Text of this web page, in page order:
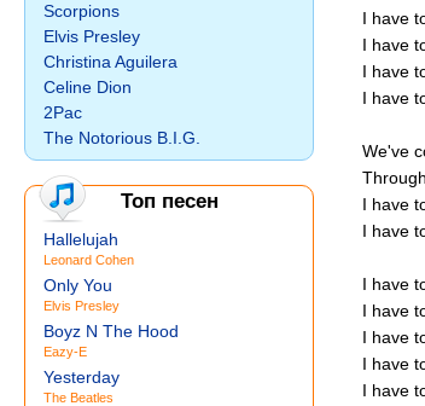
I have
I have
I have
I have
We've
I have
I have
I have
I have
I have
I have
I have
Scorpions
Elvis Presley
Christina Aguilera
Celine Dion
2Pac
The Notorious B.I.G.
Топ песен
Hallelujah
Leonard Cohen
Only You
Elvis Presley
Boyz N The Hood
Eazy-E
Yesterday
The Beatles